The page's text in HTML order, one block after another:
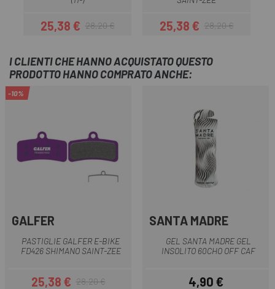
Prezzo
25,38 €Prezzo base
28,20 €
Prezzo
25,38 €Prezzo base
28,20 €
I CLIENTI CHE HANNO ACQUISTATO QUESTO
PRODOTTO HANNO COMPRATO ANCHE:
-10%
GALFER
PASTIGLIE GALFER E-BIKE
FD426 SHIMANO SAINT-ZEE
25,38 € 28,20 €
SANTA MADRE
GEL SANTA MADRE GEL
INSOLITO 60CHO OFF CAF
4,90 €